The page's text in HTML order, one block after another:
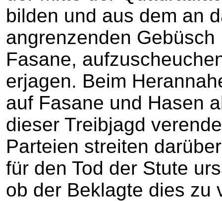
bilden und aus dem an
angrenzenden
Fasane,
erjagen. Beim
auf Fasane und Hasen
dieser Treibjagd
Parteien streiten
für den Tod der Stute
ob der Beklagte dies zu